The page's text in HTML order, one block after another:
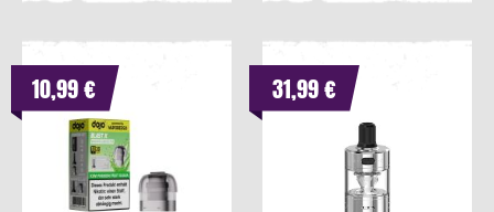
10,99 € 31,99 €